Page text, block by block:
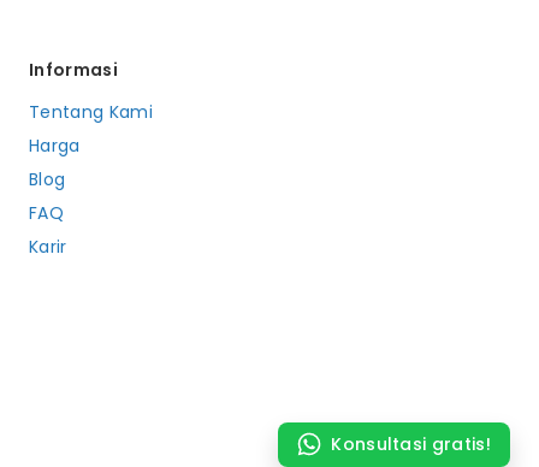
Konsultasi gratis!
Informasi
Tentang Kami
Harga
Blog
FAQ
Karir